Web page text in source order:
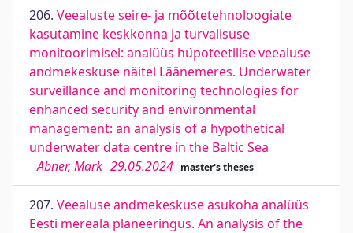
206. Veealuste seire- ja mõõtetehnoloogiate
kasutamine keskkonna ja turvalisuse
monitoorimisel: analüüs hüpoteetilise veealuse
andmekeskuse näitel Läänemeres. Underwater
surveillance and monitoring technologies for
enhanced security and environmental
management: an analysis of a hypothetical
underwater data centre in the Baltic Sea
Abner, Mark 29.05.2024 master's theses
207. Veealuse andmekeskuse asukoha analüüs
Eesti mereala planeeringus. An analysis of the